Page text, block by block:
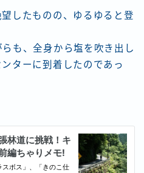
したものの、ゆるゆると登
も、全身から塩を吹き出し
ターに到着したのであっ